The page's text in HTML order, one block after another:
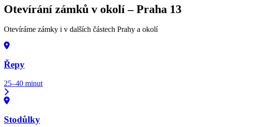
Otevírání zámků v okolí –Praha 13
Otevíráme zámky i v dalších částech Prahy a okolí
Řepy
25–40 minut
Stodůlky